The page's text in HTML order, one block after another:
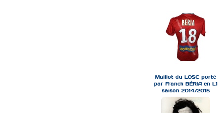
Maillot du LOSC porté
par Franck BÉRIA en L1
saison 2014/2015